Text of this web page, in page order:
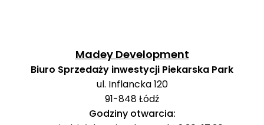
Zgierska
autobus
81A,
81B
973 m
kolej —
Madey Development
Biuro Sprzedaży inwestycji Piekarska Park
ul. Inflancka 120
91-848Łódź
Godziny otwarcia: